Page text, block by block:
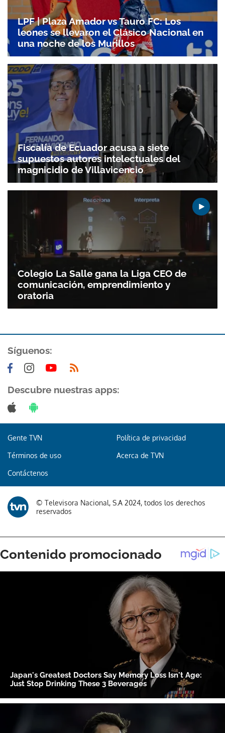
Gracias por suscribirte a nuestro boletín.
ACEPTAR
LPF | Plaza Amador vs Tauro FC: Los
leones se llevaron el Clásico Nacional en
una noche de los Murillos
Fiscalía de Ecuador acusa a siete
supuestos autores intelectuales del
magnicidio de Villavicencio
Colegio La Salle gana la Liga CEO de
comunicación, emprendimiento y
oratoria
Síguenos:
Descubre nuestras apps:
Gente TVN Política de privacidad
Términos de uso Acerca de TVN
Contáctenos
© Televisora Nacional, S.A 2024, todos los derechos
reservados